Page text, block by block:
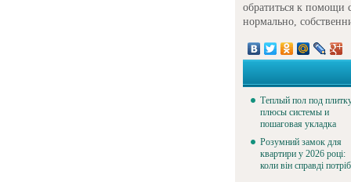
обратиться к помощи
нормально,
Теплый пол под
плюсы системы и
пошаговая укладка
Розумний замок для
квартири у 2026 році:
коли він справді